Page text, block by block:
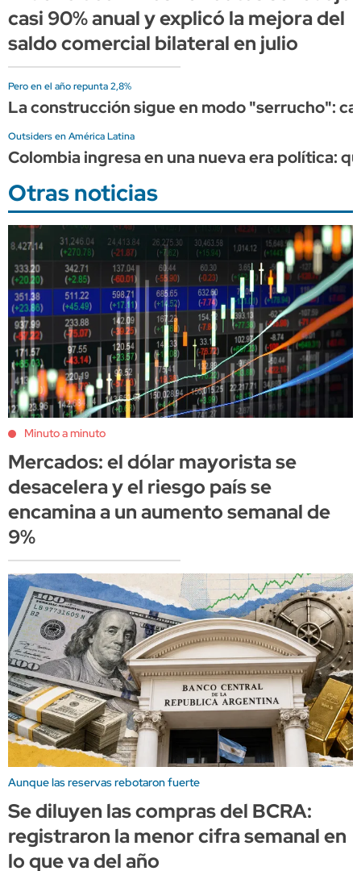
casi 90% anual y explicó la mejora del
saldo comercial bilateral en julio
Pero en el año repunta 2,8%
La construcción sigue en modo "serrucho":
Outsiders en América Latina
Colombia ingresa en una nueva era política:
Otras noticias
Minuto a minuto
Mercados: el dólar mayorista se
desacelera y el riesgo país se
encamina a un aumento semanal de
9%
Aunque las reservas rebotaron fuerte
Se diluyen las compras del BCRA:
registraron la menor cifra semanal en
lo que va del año